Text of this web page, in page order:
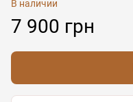
В наличии
7 900 грн